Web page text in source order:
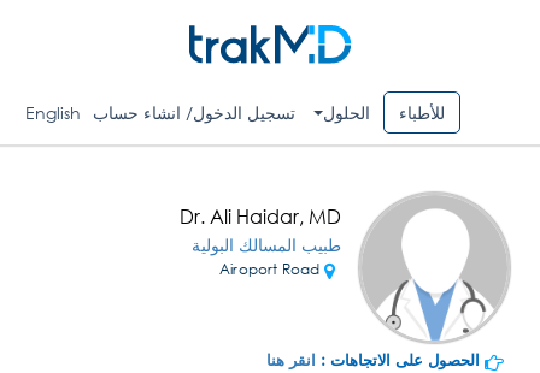
للأطباء الحلول تسجيل الدخول/ انشاء حساب English
Dr. Ali Haidar, MD
طبيب المسالك البولية
الحصول على الاتجاهات : انقر هنا